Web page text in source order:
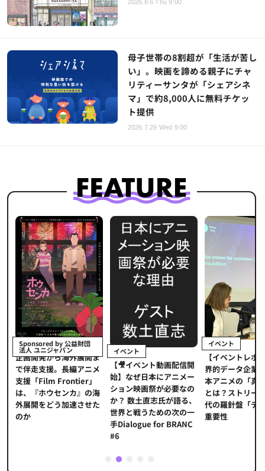
2026.8.6 Thu 9:00
母子世帯の8割超が「生活が苦し
い」。映画を諦める親子にチャ
リティーサンタが「シェアシネ
マ」で約8,000人に無料チケッ
ト提供
2026.7.29 Wed 9:00
Sponsored by 公益財団
法人 ユニジャパン
企画開発から海外展開ま
で伴走支援。長編アニメ
支援「Film Frontier」
は、『ホウセンカ』の海
外展開をどう加速させた
のか
イベント
【🎥イベント動画配信開
始】なぜ日本にアニメー
ション映画祭が必要なの
か？ 数土直志氏が語る、
世界と戦うための次の一
手Dialogue for BRANC
#6
イベント
【イベントレポ
界的データ企業
本アニメの「真
とは？ストリー
代の羅針盤「デ
重要性
2